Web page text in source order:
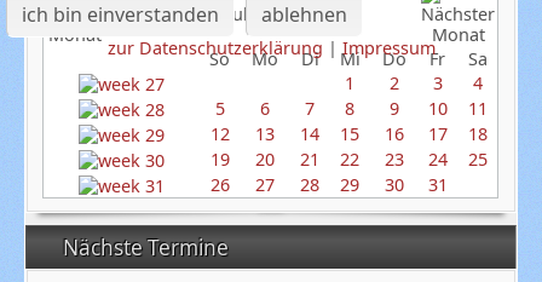
Juli 2026
So
Mo Di Mi Do Fr
Sa
1
2 3
4
5
6 7 8 9 10
11
12
13 14 15 16 17
18
19
20 21 22 23 24
25
26
27 28 29 30 31
Nächste Termine
ich bin einverstanden ablehnen
zur Datenschutzerklärung |Impressum